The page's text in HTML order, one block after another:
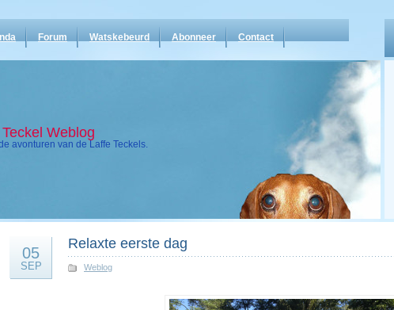
Forum Watskebeurd Abonneer Contact
Weblog
avonturen van de Laffe Teckels.
05
SEP
Relaxte eerste dag
Weblog